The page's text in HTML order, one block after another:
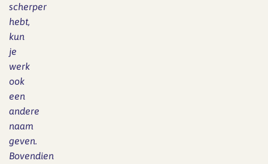
scherper
hebt,
kun
je
werk
ook
een
andere
naam
geven.
Bovendien